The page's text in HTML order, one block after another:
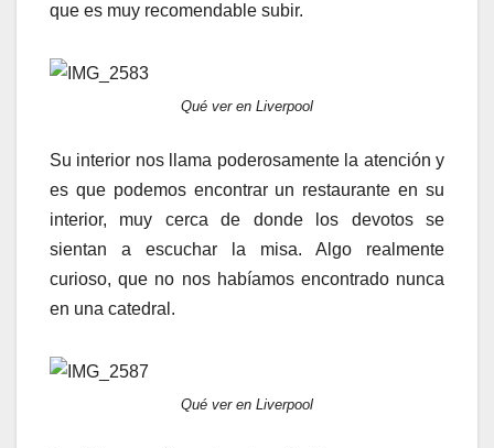
que es muy recomendable subir.
Qué ver en Liverpool
Su interior nos llama poderosamente la atención y
es que podemos encontrar un restaurante en su
interior, muy cerca de donde los devotos se
sientan a escuchar la misa. Algo realmente
curioso, que no nos habíamos encontrado nunca
en una catedral.
Qué ver en Liverpool